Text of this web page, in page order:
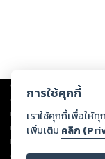
Copyright © 2026
ต่อผลงานหรือเนื้อหาใดที่
ทรัพย์สินทางปัญญาของบุ
ทุกท่านโปรดใช้วิจารณญ
หนึ่งส่วนใดขัดต่อกฎหมาย
ดำเนินการในทันที ทั้งนี้
การใช้คุกกี้
เราใช้คุกกี้เพื่อให้
เพิ่มเติม คลิก